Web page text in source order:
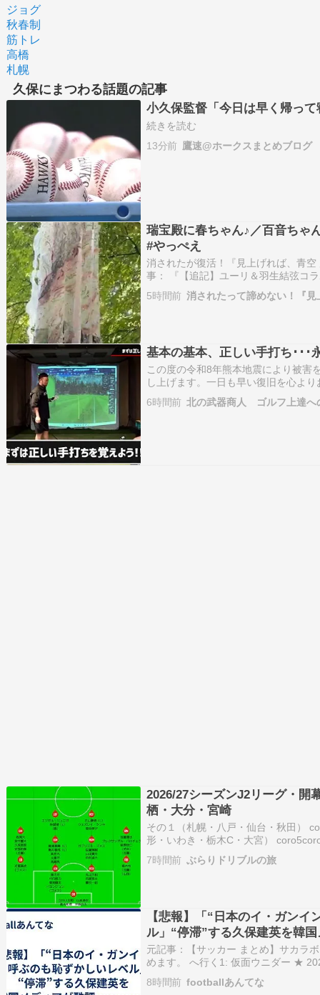
ジョグ
秋春制
筋トレ
高橋
札幌
久保にまつわる話題の記事
小久保監督「今日は早く帰って
続きを読む
13分前 鷹速@ホークスまとめブログ
瑞宝殿に春ちゃん♪／百音ちゃ
#やっぺえ
消されたが復活！『見上げれば、青
事： 『【追記】ユーリ＆羽生結弦コ
配信あり』消されたが復活！『見上
転身 追記:オマケに書いた件、追記
5時間前 消されたって諦めない！『
基本の基本、正しい手打ち･･･
この度の令和8年熊本地震により被害
し上げます。一日も早い復旧を心よ
から➡「基本を１から伝授したら･･･
腕だけの動きに、順次「足して」い
6時間前 北の武器商人 ゴルフ上達へ
2026/27シーズンJ2リーグ・開
栖・大分・宮崎
その１（札幌・八戸・仙台・秋田）
形・いわき・栃木C・大宮）
南・甲府・新潟）
7時間前 ぶらりドリブルの旅
【悲報】「“日本のイ・ガン
ル」“停滞”する久保建英を韓
元記事：【サッカー まとめ】サカラ
めます。 へ行く1: 仮面ウニダー ★
「ビッグクラブの関心から遠ざかっ
ブからの関心が取…
8時間前 footballあんてな